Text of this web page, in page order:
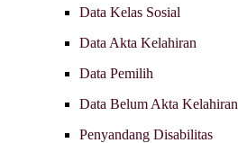
Data Kelas Sosial
Data Akta Kelahiran
Data Pemilih
Data Belum Akta Kelahiran
Penyandang Disabilitas